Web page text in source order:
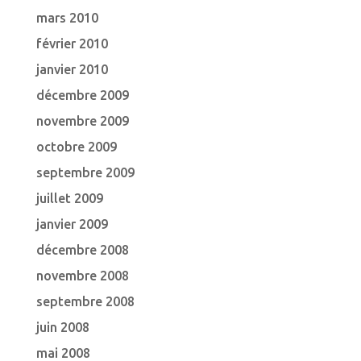
mars 2010
février 2010
janvier 2010
décembre 2009
novembre 2009
octobre 2009
septembre 2009
juillet 2009
janvier 2009
décembre 2008
novembre 2008
septembre 2008
juin 2008
mai 2008